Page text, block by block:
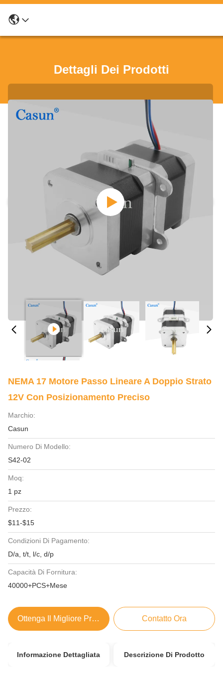
Dettagli Dei Prodotti
NEMA 17 Motore Passo Lineare A Doppio Strato
12V Con Posizionamento Preciso
Marchio:
Casun
Numero Di Modello:
S42-02
Moq:
1 pz
Prezzo:
$11-$15
Condizioni Di Pagamento:
D/a, t/t, l/c, d/p
Capacità Di Fornitura:
40000+PCS+Mese
Ottenga Il Migliore Prezzo Contatto Ora
Informazione Dettagliata Descrizione Di Prodotto